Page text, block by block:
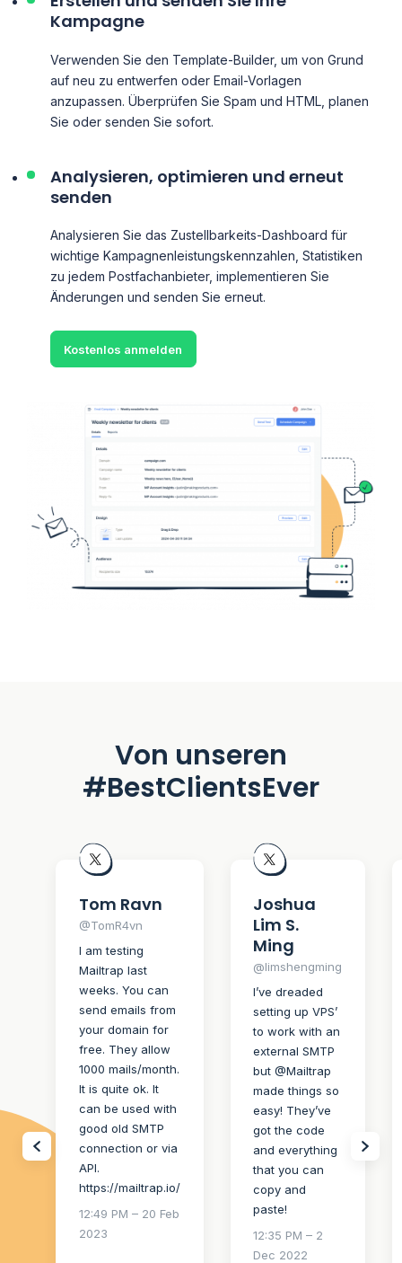
Kampagne
Verwenden Sie den Template-Builder, um von Grund
auf neu zu entwerfen oder Email-Vorlagen
anzupassen. Überprüfen Sie Spam und HTML, planen
Sie oder senden Sie sofort.
Analysieren, optimieren und erneut
senden
Analysieren Sie das Zustellbarkeits-Dashboard für
wichtige Kampagnenleistungskennzahlen, Statistiken
zu jedem Postfachanbieter, implementieren Sie
Änderungen und senden Sie erneut.
Kostenlos anmelden
Von unseren
#BestClientsEver
Tom Ravn
@TomR4vn
I am testing
Mailtrap last
weeks. You can
send emails from
your domain for
free. They allow
1000 mails/month.
It is quite ok. It
can be used with
good old SMTP
connection or via
API.
https://mailtrap.io/
12:49 PM – 20 Feb
2023
Joshua
Lim S.
Ming
@limshengming
I’ve dreaded
setting up VPS’
to work with an
external SMTP
but @Mailtrap
made things so
easy! They’ve
got the code
and everything
that you can
copy and
paste!
12:35 PM – 2
Dec 2022